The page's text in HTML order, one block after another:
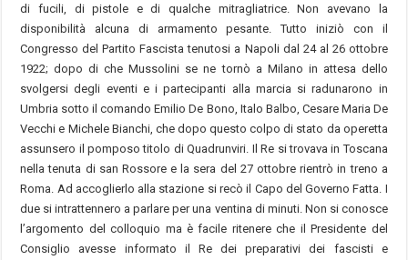
di fucili, di pistole e di qualche mitragliatrice. Non avevano la
disponibilità alcuna di armamento pesante. Tutto iniziò con il
Congresso del Partito Fascista tenutosi a Napoli dal 24 al 26 ottobre
1922; dopo di che Mussolini se ne tornò a Milano in attesa dello
svolgersi degli eventi e i partecipanti alla marcia si radunarono in
Umbria sotto il comando Emilio De Bono, Italo Balbo, Cesare Maria De
Vecchi e Michele Bianchi, che dopo questo colpo di stato da operetta
assunsero il pomposo titolo di Quadrunviri. Il Re si trovava in Toscana
nella tenuta di san Rossore e la sera del 27 ottobre rientrò in treno a
Roma. Ad accoglierlo alla stazione si recò il Capo del Governo Fatta. I
due si intrattennero a parlare per una ventina di minuti. Non si conosce
l’argomento del colloquio ma è facile ritenere che il Presidente del
Consiglio avesse informato il Re dei preparativi dei fascisti e